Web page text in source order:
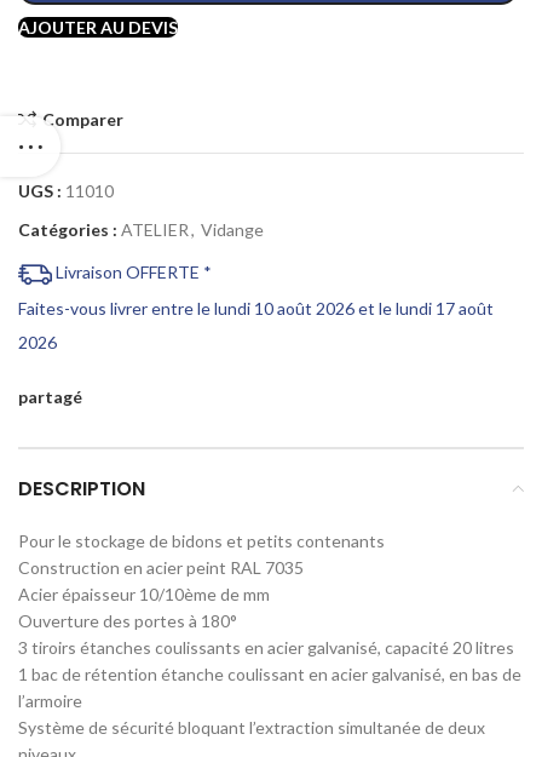
AJOUTER AU DEVIS
Comparer
UGS : 11010
Catégories : ATELIER, Vidange
Livraison OFFERTE *
Faites-vous livrer entre le lundi 10 août 2026 et le lundi 17 août
2026
partagé
DESCRIPTION
Pour le stockage de bidons et petits contenants
Construction en acier peint RAL 7035
Acier épaisseur 10/10ème de mm
Ouverture des portes à 180°
3 tiroirs étanches coulissants en acier galvanisé, capacité 20 litres
1 bac de rétention étanche coulissant en acier galvanisé, en bas de
l’armoire
Système de sécurité bloquant l’extraction simultanée de deux